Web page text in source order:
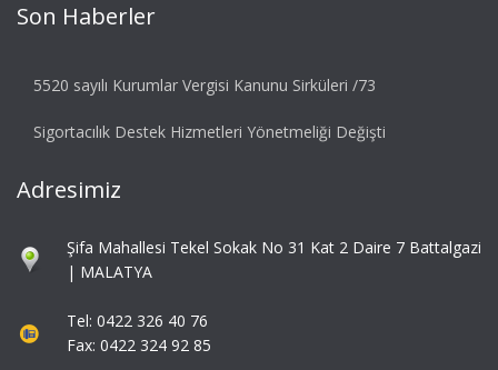
Son Haberler
5520 sayılı Kurumlar Vergisi Kanunu Sirküleri /73
Sigortacılık Destek Hizmetleri Yönetmeliği Değişti
Adresimiz
Şifa Mahallesi Tekel Sokak No 31 Kat 2 Daire 7 Battalgazi
| MALATYA
Tel: 0422 326 40 76
Fax: 0422 324 92 85